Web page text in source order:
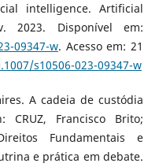
intelligence. Artificial
2023. Disponível em:
09347-w. Acesso em: 21
s10506-023-09347-w
A cadeia de custódia
CRUZ, Francisco Brito;
Fundamentais e
e prática em debate.